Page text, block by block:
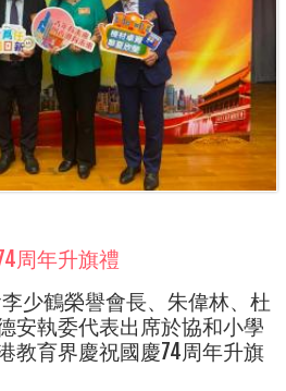
周年升旗禮
少鶴榮譽會長、朱偉林、杜
安執委代表出席於協和小學
教育界慶祝國慶74周年升旗